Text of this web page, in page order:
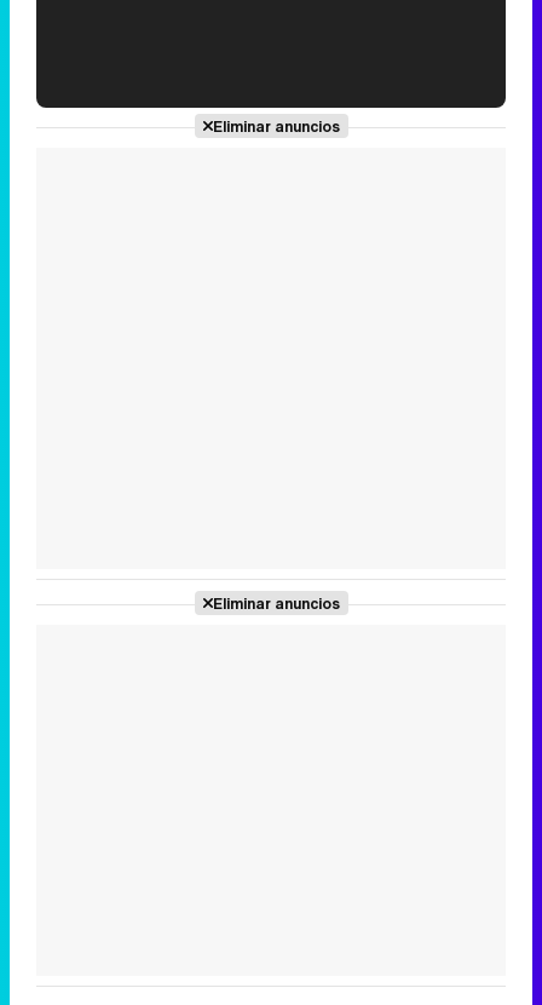
'120 Minutos' celebra sus 2.000 programas en Telemadrid con un vídeo del día a día en la redacción
Eliminar anuncios
Eliminar anuncios